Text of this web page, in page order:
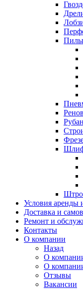
Пилы
Условия аренды
Доставка и
Ремонт и
Контакты
О компании
Назад
О
О
Отзывы
Вакансии